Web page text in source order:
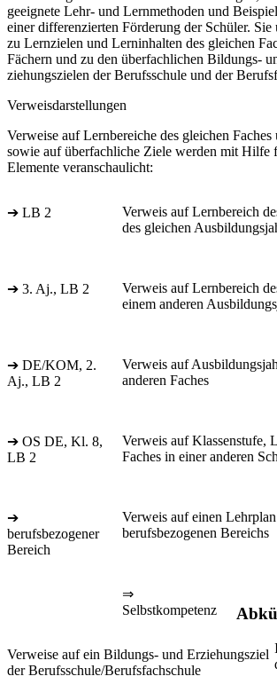
geeignete Lehr- und Lernmethoden und
einer differenzierten Förderung der Schüler. Sie
zu Lernzielen und Lerninhalten des gleichen
Fächern und zu den überfachlichen Bildungs-
ziehungszielen der Berufsschule und der
Verweisdarstellungen
Verweise auf Lernbereiche des gleichen Faches
sowie auf überfachliche Ziele werden mit Hilfe
Elemente veranschaulicht:
➔ LB 2
Verweis auf Lernbereich
des gleichen
➔ 3. Aj., LB 2
Verweis auf Lernbereich
einem anderen
➔ DE/KOM, 2.
Aj., LB 2
Verweis auf
anderen Faches
➔ OS DE, Kl. 8,
LB 2
Verweis auf Klassenstufe,
Faches in einer anderen
➔
berufsbezogener
Bereich
Verweis auf einen Lehrplan
berufsbezogenen Bereichs
⇒
Selbstkompetenz
Verweise auf ein Bildungs- und Erziehungsziel
der Berufsschule/Berufsfachschule